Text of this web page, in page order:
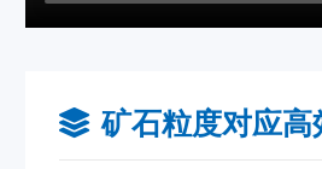
矿石粒度对应